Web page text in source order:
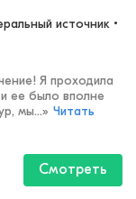
источник •
Я проходила
ее было вполне
мы...» Читать
Смотреть